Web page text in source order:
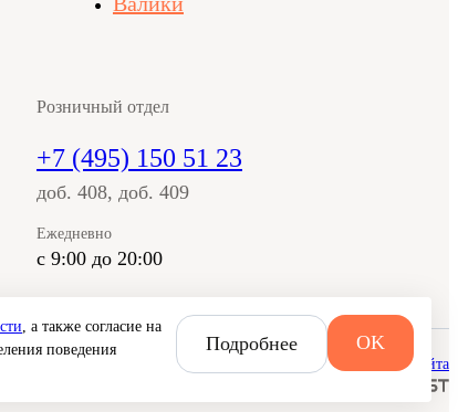
Розничный отдел
+7 (495) 150 51 23
доб. 408, доб. 409
Ежедневно
с 9:00 до 20:00
на обработку персональных данных Публичная оферта
Карта сайта
, а также согласие на
поведения
Подробнее OK